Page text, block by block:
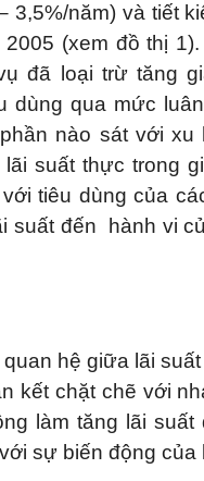
3,5%/năm) và tiết
(xem đồ thị
đã loại trừ tăng
dùng qua mức
nào sát với
suất thực trong
tiêu dùng của
suất đến hành vi
hệ giữa lãi
kết chặt chẽ với
làm tăng lãi
sự biến động của